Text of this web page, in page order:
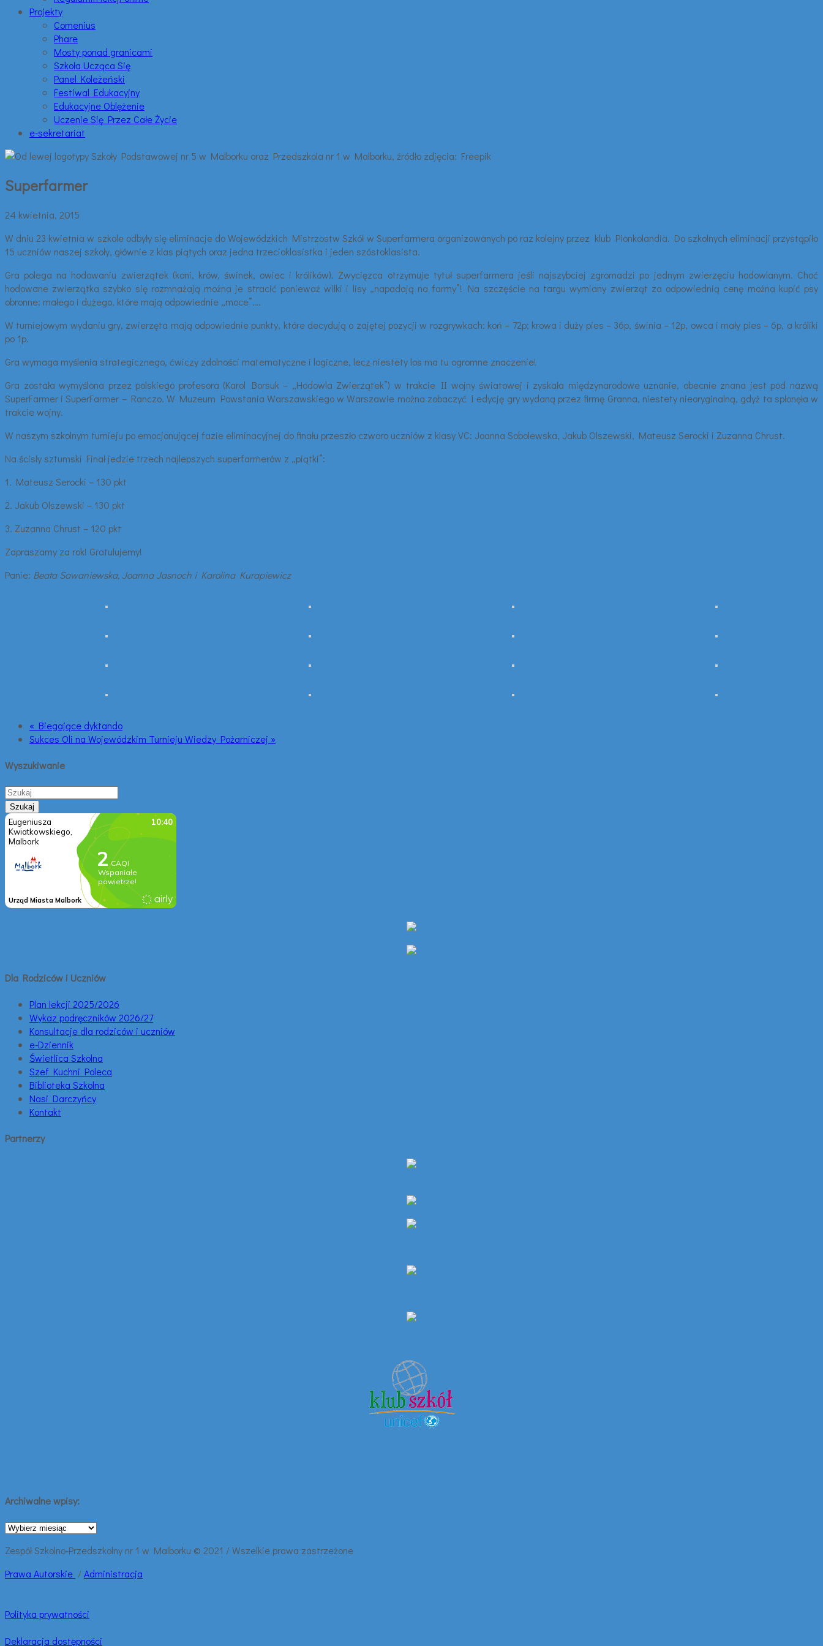
Projekty
Comenius
Phare
Mosty ponad granicami
Szkoła Ucząca Się
Panel Koleżeński
Festiwal Edukacyjny
Edukacyjne Oblężenie
Uczenie Się Przez Całe Życie
e-sekretariat
Superfarmer
24 kwietnia, 2015
W dniu 23 kwietnia w szkole odbyły się eliminacje do Wojewódzkich Mistrzostw Szkół w Superfarmera organizowanych po raz kolejny przez klub Pionkolandia. Do szkolnych eliminacji przystąpiło
15 uczniów naszej szkoły, głównie z klas piątych oraz jedna trzecioklasistka i jeden szóstoklasista.
Gra polega na hodowaniu zwierzątek (koni, krów, świnek, owiec i królików). Zwycięzca otrzymuje tytuł superfarmera jeśli najszybciej zgromadzi po jednym zwierzęciu hodowlanym. Choć
hodowane zwierzątka szybko się rozmnażają można je stracić ponieważ wilki i lisy „napadają na farmy”! Na szczęście na targu wymiany zwierząt za odpowiednią cenę można kupić psy
obronne: małego i dużego, które mają odpowiednie „moce”….
W turniejowym wydaniu gry, zwierzęta mają odpowiednie punkty, które decydują o zajętej pozycji w rozgrywkach: koń – 72p; krowa i duży pies – 36p, świnia – 12p, owca i mały pies – 6p, a króliki
po 1p.
Gra wymaga myślenia strategicznego, ćwiczy zdolności matematyczne i logiczne, lecz niestety los ma tu ogromne znaczenie!
Gra została wymyślona przez polskiego profesora (Karol Borsuk – „Hodowla Zwierzątek”) w trakcie II wojny światowej i zyskała międzynarodowe uznanie, obecnie znana jest pod nazwą
SuperFarmer i SuperFarmer – Ranczo. W Muzeum Powstania Warszawskiego w Warszawie można zobaczyć I edycję gry wydaną przez firmę Granna, niestety nieoryginalną, gdyż ta spłonęła w
trakcie wojny.
W naszym szkolnym turnieju po emocjonującej fazie eliminacyjnej do finału przeszło czworo uczniów z klasy VC: Joanna Sobolewska, Jakub Olszewski, Mateusz Serocki i Zuzanna Chrust.
Na ścisły sztumski Finał jedzie trzech najlepszych superfarmerów z „piątki”:
1. Mateusz Serocki – 130 pkt
2. Jakub Olszewski – 130 pkt
3. Zuzanna Chrust – 120 pkt
Zapraszamy za rok! Gratulujemy!
Panie: Beata Sawaniewska, Joanna Jasnoch i Karolina Kurapiewicz
« Biegające dyktando
Sukces Oli na Wojewódzkim Turnieju Wiedzy Pożarniczej »
Wyszukiwanie
Dla Rodziców i Uczniów
Plan lekcji 2025/2026
Wykaz podręczników 2026/27
Konsultacje dla rodziców i uczniów
e-Dziennik
Świetlica Szkolna
Szef Kuchni Poleca
Biblioteka Szkolna
Nasi Darczyńcy
Kontakt
Partnerzy
Archiwalne wpisy:
Archiwalne
Zespół Szkolno-Przedszkolny nr 1 w Malborku © 2021 / Wszelkie prawa zastrzeżone
Prawa Autorskie /Administracja
Polityka prywatności
Deklaracja dostępności